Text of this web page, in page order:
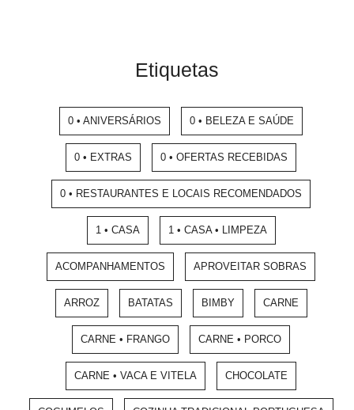
Etiquetas
0 • ANIVERSÁRIOS 0 • BELEZA E SAÚDE
0 • EXTRAS 0 • OFERTAS RECEBIDAS
0 • RESTAURANTES E LOCAIS RECOMENDADOS
1 • CASA 1 • CASA • LIMPEZA
ACOMPANHAMENTOS APROVEITAR SOBRAS
ARROZ BATATAS BIMBY CARNE
CARNE • FRANGO CARNE • PORCO
CARNE • VACA E VITELA CHOCOLATE